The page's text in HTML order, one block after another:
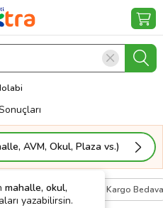
AVM, Okul, Plaza vs.)
mahalle, okul,
yazabilirsin.
Kişiye Özel Kargo Bedava